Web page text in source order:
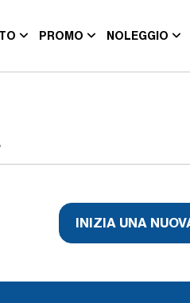
PROMO NOLEGGIO
INIZIA UNA